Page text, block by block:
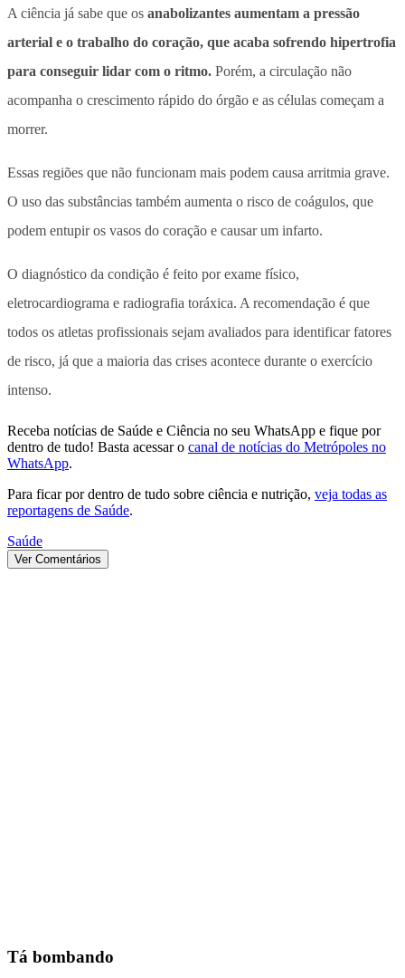
A ciência já sabe que os anabolizantes aumentam a pressão
arterial e o trabalho do coração, que acaba sofrendo hipertrofia
para conseguir lidar com o ritmo. Porém, a circulação não
acompanha o crescimento rápido do órgão e as células começam a
morrer.
Essas regiões que não funcionam mais podem causa arritmia grave.
O uso das substâncias também aumenta o risco de coágulos, que
podem entupir os vasos do coração e causar um infarto.
O diagnóstico da condição é feito por exame físico,
eletrocardiograma e radiografia toráxica. A recomendação é que
todos os atletas profissionais sejam avaliados para identificar fatores
de risco, já que a maioria das crises acontece durante o exercício
intenso.
Receba notícias de Saúde e Ciência no seu WhatsApp e fique por
dentro de tudo! Basta acessar o canal de notícias do Metrópoles no
WhatsApp.
Para ficar por dentro de tudo sobre ciência e nutrição, veja todas as
reportagens de Saúde.
Saúde
Ver Comentários
Tá bombando